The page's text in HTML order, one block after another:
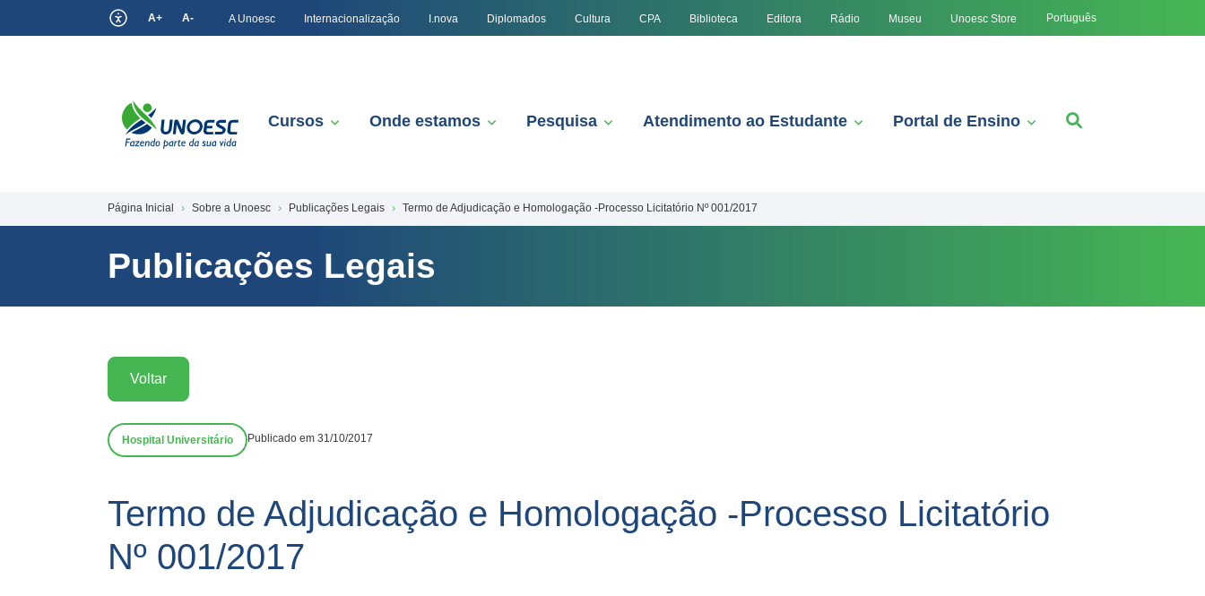
A+ A- A Unoesc Internacionalização I.nova Diplomados Cultura CPA Biblioteca Editora Rádio Museu Unoesc Store Português
Cursos Onde estamos Pesquisa Atendimento ao Estudante Portal de Ensino
Página Inicial Sobre a Unoesc Publicações Legais Termo de Adjudicação e Homologação -Processo Licitatório Nº 001/2017
Publicações Legais
Voltar
Hospital Universitário Publicado em 31/10/2017
Termo de Adjudicação e Homologação -Processo Licitatório
Nº 001/2017